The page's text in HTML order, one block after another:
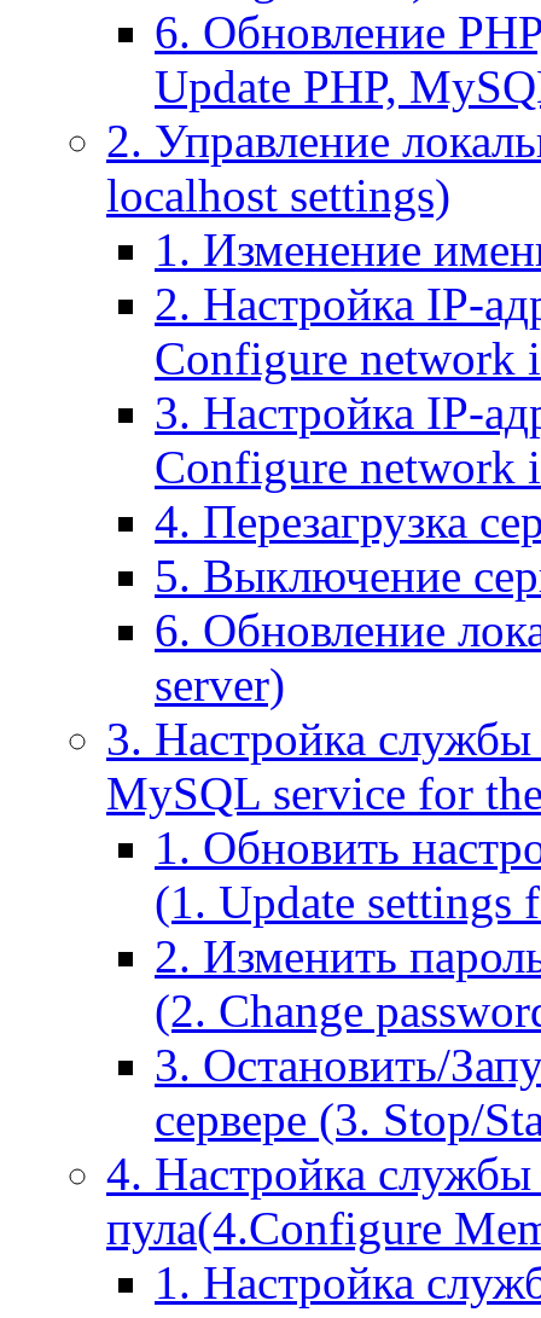
6. Обновление
Update PHP,
2. Управление
localhost settings)
1. Изменение
2. Настройка IP-
Configure network
3. Настройка IP-
Configure network
4. Перезагрузка
5. Выключение
6. Обновление
server)
3. Настройка
MySQL service for
1. Обновить
(1. Update settings
2. Изменить
(2. Change
3. Остановить/
сервере (3. Stop/
4. Настройка
пула(4.Configure
1. Настройка